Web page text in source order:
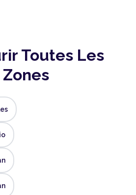
Toutes Les
Zones